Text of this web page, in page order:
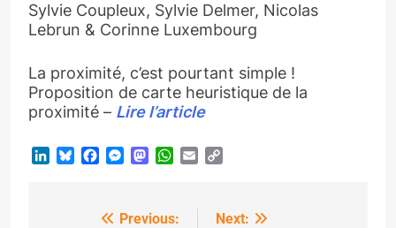
Sylvie Coupleux, Sylvie Delmer, Nicolas
Lebrun & Corinne Luxembourg
La proximité, c’est pourtant simple !
Proposition de carte heuristique de la
proximité – Lire l’article
LinkedInBlueskyFacebook
Messenger
Mastodon
WhatsApp
Email
Previous:
Next: